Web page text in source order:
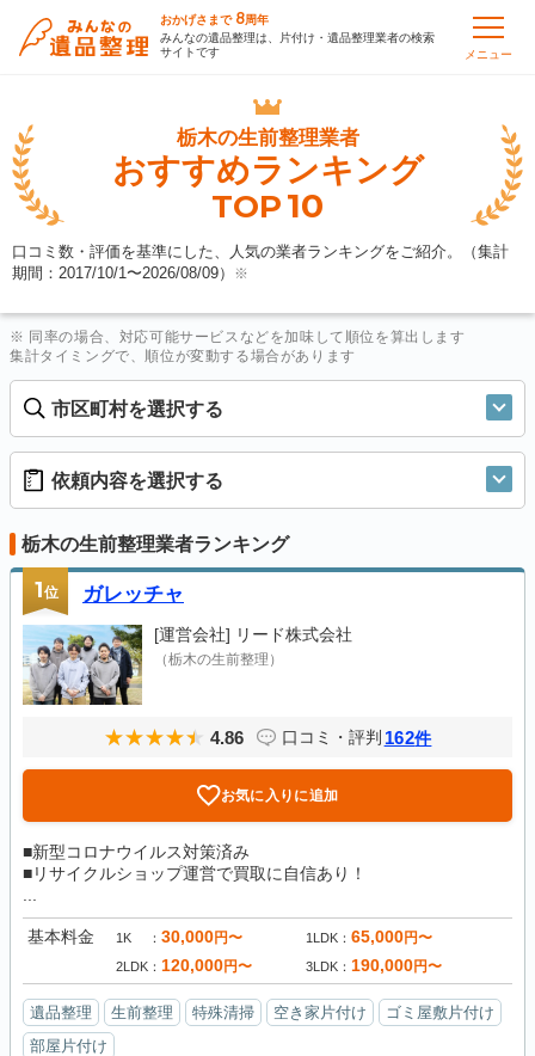
おかげさまで 8周年
みんなの遺品整理は、片付け・遺品整理業者の検索
サイトです
メニュー
栃木の生前整理業者
おすすめランキング
TOP10
口コミ数・評価を基準にした、人気の業者ランキングをご紹介。（集計
期間：2017/10/1〜2026/08/09） ※
※ 同率の場合、対応可能サービスなどを加味して順位を算出します
集計タイミングで、順位が変動する場合があります
市区町村を選択する
依頼内容を選択する
栃木の生前整理業者ランキング
1位 ガレッチャ
[運営会社] リード株式会社
（栃木の生前整理）
4.86 口コミ・評判 162件
お気に入りに追加
■新型コロナウイルス対策済み
■リサイクルショップ運営で買取に自信あり！
基本料金 1K 30,000円〜 1LDK 65,000円〜
2LDK 120,000円〜 3LDK 190,000円〜
遺品整理 生前整理 特殊清掃 空き家片付け
ゴミ屋敷片付け
部屋片付け